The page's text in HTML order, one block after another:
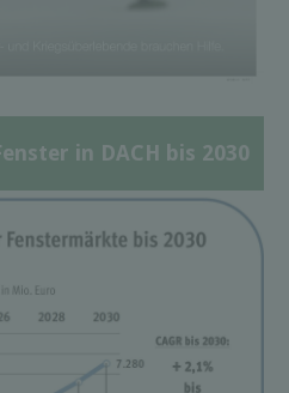
in DACH bis 2030